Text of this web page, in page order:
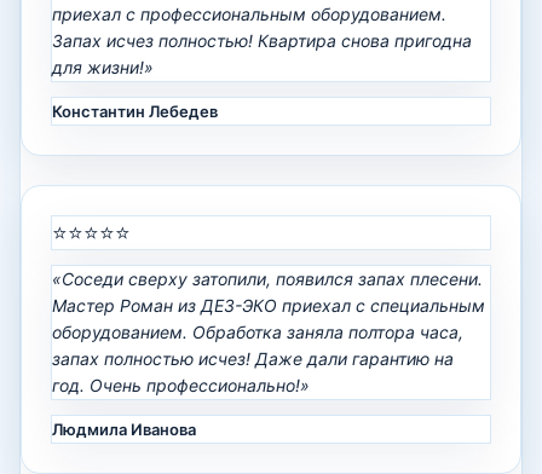
приехал с профессиональным оборудованием.
Запах исчез полностью! Квартира снова пригодна
для жизни!»
Константин Лебедев
⭐⭐⭐⭐⭐
«Соседи сверху затопили, появился запах плесени.
Мастер Роман из ДЕЗ-ЭКО приехал с специальным
оборудованием. Обработка заняла полтора часа,
запах полностью исчез! Даже дали гарантию на
год. Очень профессионально!»
Людмила Иванова